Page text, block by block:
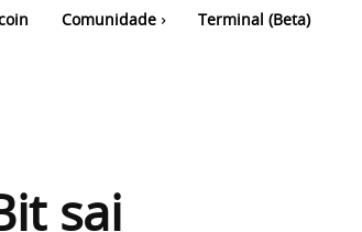
Comunidade Terminal (Beta)
sai